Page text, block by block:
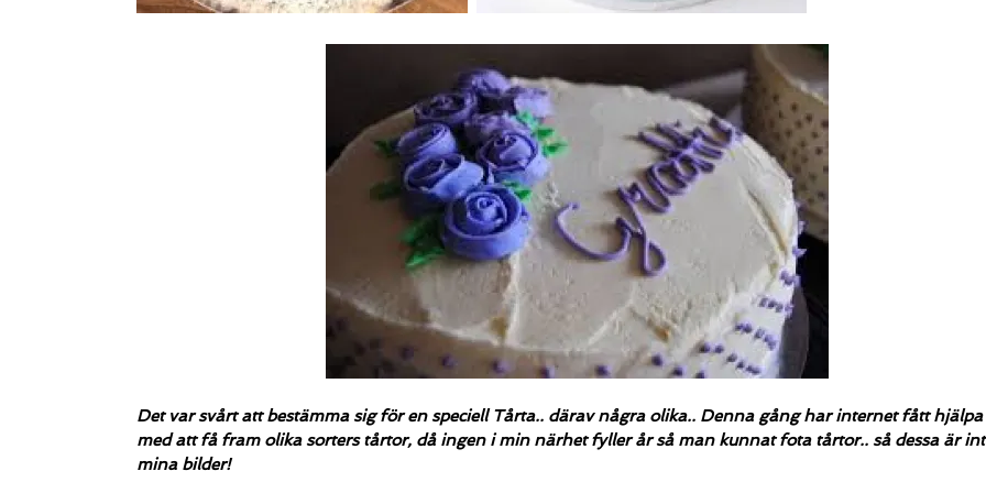
Det var svårt att bestämma sig för en speciell Tårta.. därav några olika.. Denna gång har internet fått
med att få fram olika sorters tårtor, då ingen i min närhet fyller år så man kunnat fota tårtor.. så dessa är
mina bilder!